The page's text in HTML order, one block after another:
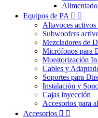
Equipos de PA  
Altavoces activos
Subwoofers
Mezcladores de
Micrófonos para
Monitorización In
Cables y
Soportes para
Instalación y
Cajas inyección
Accesorios para
Accesorios  